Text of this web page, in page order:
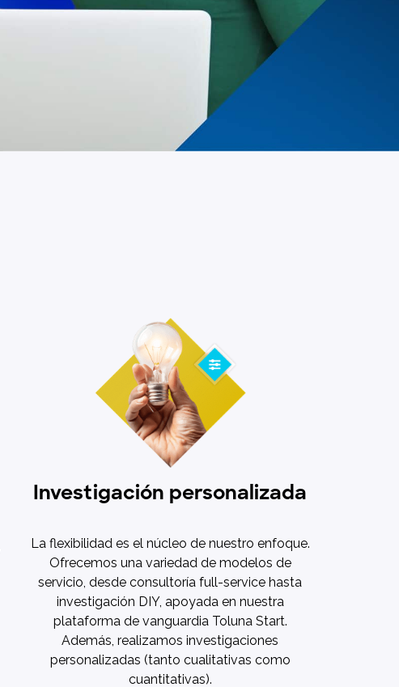
Investigación personalizada
La flexibilidad es el núcleo de nuestro enfoque.
Ofrecemos una variedad de modelos de
servicio, desde consultoría full-service hasta
investigación DIY, apoyada en nuestra
plataforma de vanguardia Toluna Start.
Además, realizamos investigaciones
personalizadas (tanto cualitativas como
cuantitativas).